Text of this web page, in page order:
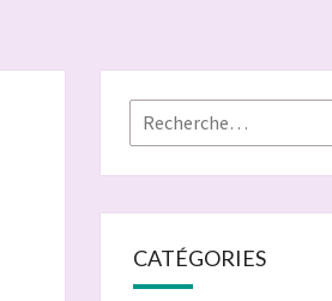
Rechercher :
CATÉGORIES